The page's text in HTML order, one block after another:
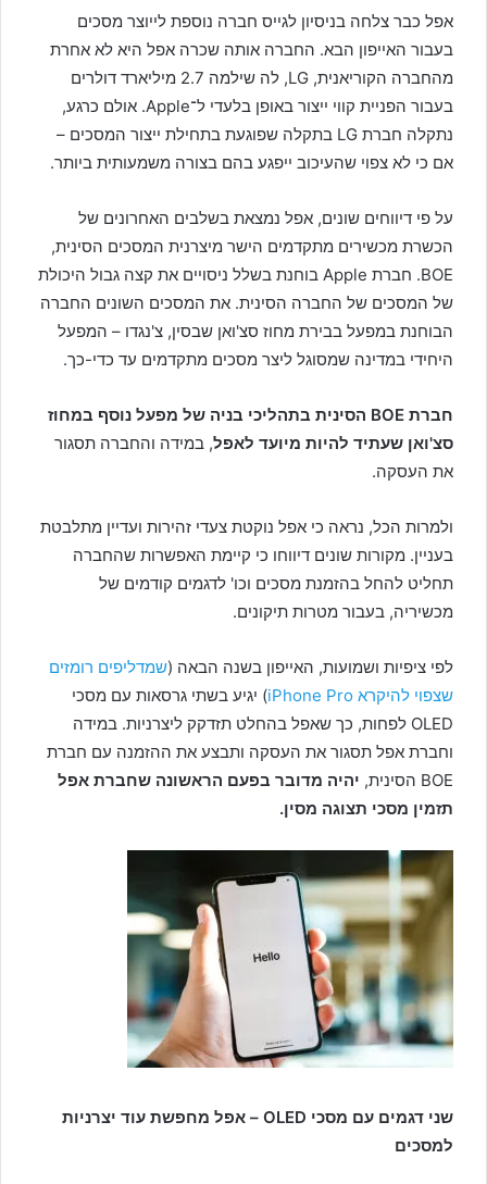
אפל כבר צלחה בניסיון לגייס חברה נוספת לייוצר מסכים
בעבור האייפון הבא. החברה אותה שכרה אפל היא לא אחרת
מהחברה הקוריאנית, LG, לה שילמה 2.7 מיליארד דולרים
בעבור הפניית קווי ייצור באופן בלעדי ל־Apple. אולם כרגע,
נתקלה חברת LG בתקלה שפוגעת בתחילת ייצור המסכים –
אם כי לא צפוי שהעיכוב ייפגע בהם בצורה משמעותית ביותר.
על פי דיווחים שונים, אפל נמצאת בשלבים האחרונים של
הכשרת מכשירים מתקדמים הישר מיצרנית המסכים הסינית,
BOE. חברת Apple בוחנת בשלל ניסויים את קצה גבול היכולת
של המסכים של החברה הסינית. את המסכים השונים החברה
הבוחנת במפעל בבירת מחוז סצ'ואן שבסין, צ'נגדו – המפעל
היחידי במדינה שמסוגל ליצר מסכים מתקדמים עד כדי-כך.
חברת BOE הסינית בתהליכי בניה של מפעל נוסף במחוז
סצ'ואן שעתיד להיות מיועד לאפל, במידה והחברה תסגור
את העסקה.
ולמרות הכל, נראה כי אפל נוקטת צעדי זהירות ועדיין מתלבטת
בעניין. מקורות שונים דיווחו כי קיימת האפשרות שהחברה
תחליט להחל בהזמנת מסכים וכו' לדגמים קודמים של
מכשיריה, בעבור מטרות תיקונים.
לפי ציפיות ושמועות, האייפון בשנה הבאה (שמדליפים רומזים
שצפוי להיקרא iPhone Pro
) יגיע בשתי גרסאות עם מסכי
OLED לפחות, כך שאפל בהחלט תזדקק ליצרניות. במידה
וחברת אפל תסגור את העסקה ותבצע את ההזמנה עם חברת
BOE הסינית,
יהיה מדובר בפעם הראשונה שחברת אפל
תזמין מסכי תצוגה מסין.
שני דגמים עם מסכי OLED – אפל מחפשת עוד יצרניות
למסכים